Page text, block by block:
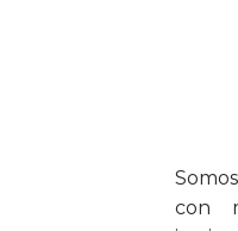
con